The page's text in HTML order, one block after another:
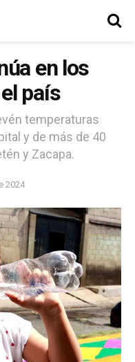
en los
país
temperaturas
y de más de 40
y Zacapa.
2024